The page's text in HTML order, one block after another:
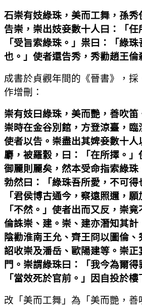
石崇有妓綠珠，美而工舞，孫秀
告崇，崇出妓妾數十人曰：「任
「受旨索綠珠。」祟曰：「綠
也。」使者還告秀，秀勸趙王倫
成書於貞觀年間的《晉書》，
作增刪：
崇有妓曰綠珠，美而艷，善吹笛
崇時在金谷別館，方登涼臺，臨
使者以告。崇盡出其婢妾數十人
麝，被羅縠，曰：「在所擇。
御麗則麗矣，然本受命指索綠珠
勃然曰：「綠珠吾所愛，不可得
「君侯博古通今，察遠照邇，願
「不然。」使者出而又反，崇
倫誅崇、建。崇、建亦潛知其計
陰勸淮南王允、齊王冏以圖倫
詔收崇及潘岳、歐陽建等。崇正
門。崇謂綠珠曰：「我今為爾得
「當效死於官前。」因自投於樓
改「美而工舞」為「美而艷，善